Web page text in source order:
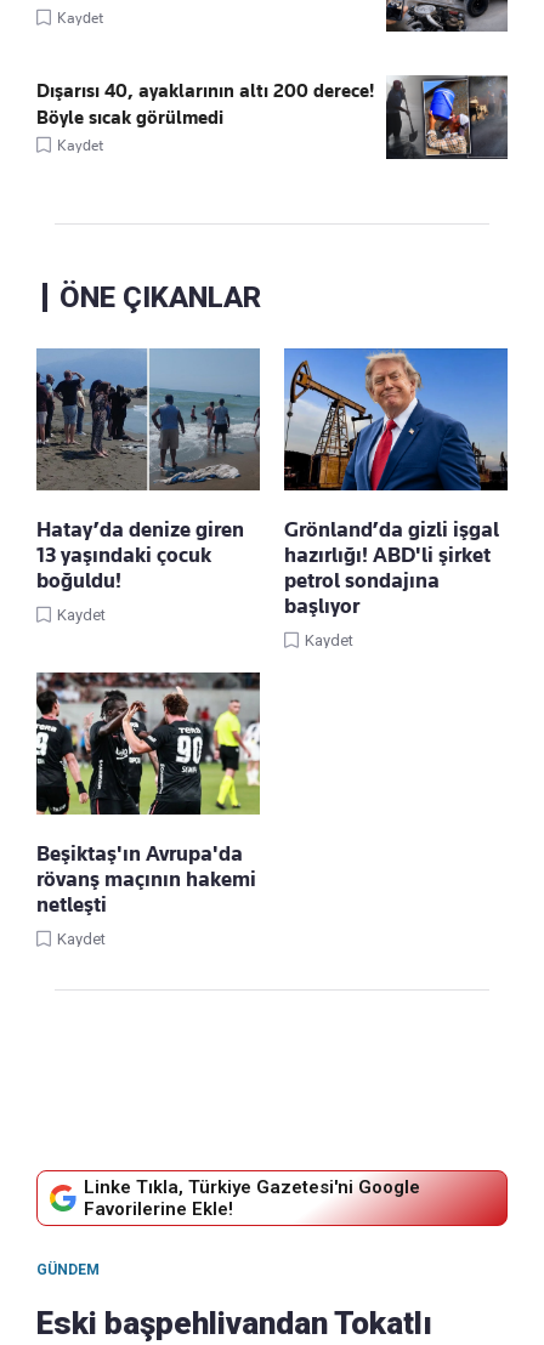
Kaydet
Dışarısı 40, ayaklarının altı 200 derece!
Böyle sıcak görülmedi
Kaydet
ÖNE ÇIKANLAR
Hatay’da denize giren
13 yaşındaki çocuk
boğuldu!
Kaydet
Grönland’da gizli işgal
hazırlığı! ABD'li şirket
petrol sondajına
başlıyor
Kaydet
Beşiktaş'ın Avrupa'da
rövanş maçının hakemi
netleşti
Kaydet
Linke Tıkla, Türkiye Gazetesi'ni Google
Favorilerine Ekle!
GÜNDEM
Eski başpehlivandan Tokatlı